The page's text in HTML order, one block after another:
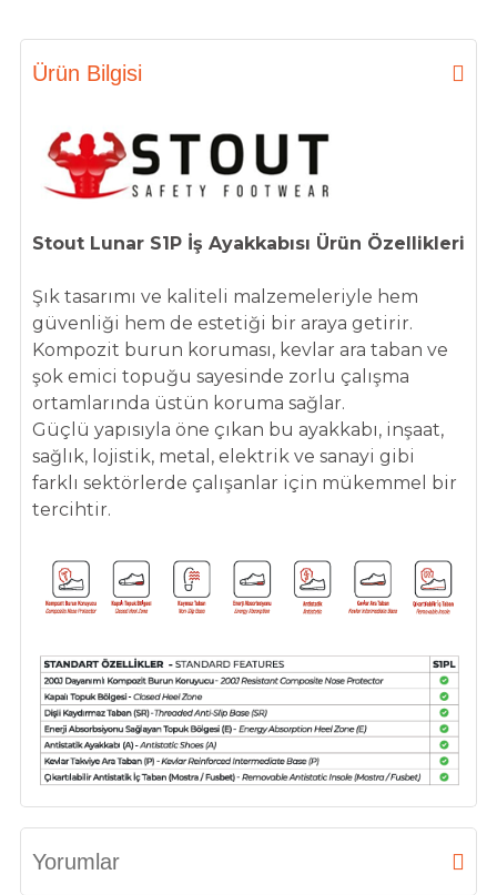
Ürün Bilgisi
Stout Lunar S1P İş Ayakkabısı Ürün Özellikleri
Şık tasarımı ve kaliteli malzemeleriyle hem
güvenliği hem de estetiği bir araya getirir.
Kompozit burun koruması, kevlar ara taban ve
şok emici topuğu sayesinde zorlu çalışma
ortamlarında üstün koruma sağlar.
Güçlü yapısıyla öne çıkan bu ayakkabı, inşaat,
sağlık, lojistik, metal, elektrik ve sanayi gibi
farklı sektörlerde çalışanlar için mükemmel bir
tercihtir.
Yorumlar